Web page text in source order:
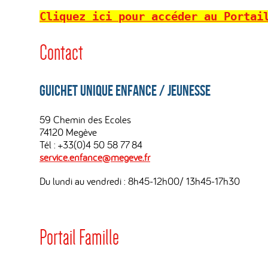
Cliquez ici pour accéder au
Contact
Guichet Unique Enfance / Jeunesse
59 Chemin des Ecoles
74120 Megève
Tél : +33(0)4 50 58 77 84
service.enfance@megeve.fr
Du lundi au vendredi : 8h45-12h00/ 13h45-17h30
Portail Famille